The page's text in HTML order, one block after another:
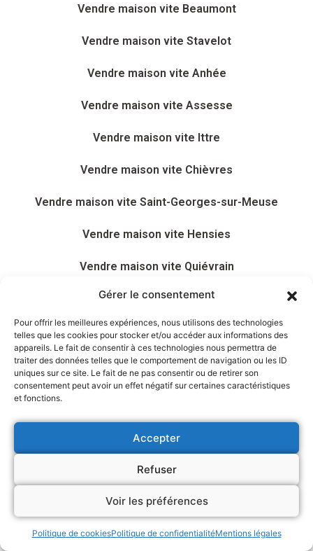
Gérer le consentement
Pour offrir les meilleures expériences, nous utilisons des technologies
telles que les cookies pour stocker et/ou accéder aux informations des
appareils. Le fait de consentir à ces technologies nous permettra de
traiter des données telles que le comportement de navigation ou les ID
uniques sur ce site. Le fait de ne pas consentir ou de retirer son
consentement peut avoir un effet négatif sur certaines caractéristiques
et fonctions.
Accepter
Refuser
Voir les préférences
Politique de cookiesPolitique de confidentialitéMentions légales
Vendre maison vite Beaumont
Vendre maison vite Stavelot
Vendre maison vite Anhée
Vendre maison vite Assesse
Vendre maison vite Ittre
Vendre maison vite Chièvres
Vendre maison vite Saint-Georges-sur-Meuse
Vendre maison vite Hensies
Vendre maison vite Quiévrain
Vendre maison vite Villers-le-Bouillet
Vendre maison vite Ramillies
Vendre maison vite Braives
Vendre maison vite Engis
Vendre maison vite Étalle